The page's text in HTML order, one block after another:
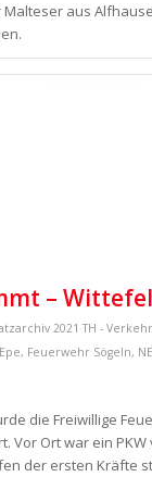
aus
–
2021 TH -
, Feuerwehr Sögeln,
die Freiwillige
Vor Ort war ein
der ersten Kräfte